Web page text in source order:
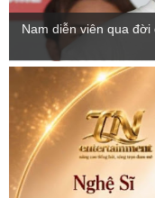
Nam diễn viên qua